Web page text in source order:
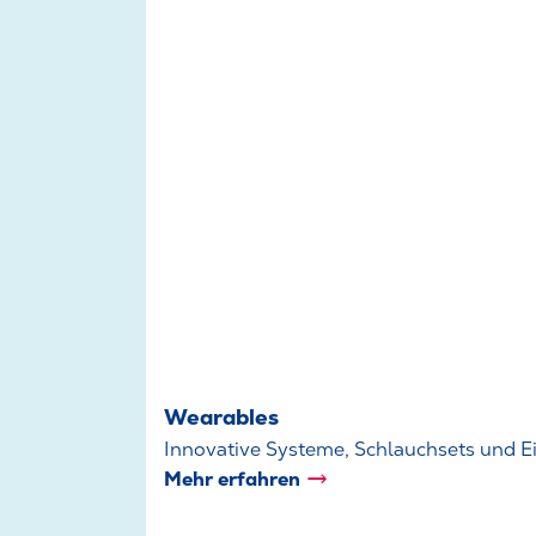
Wearables
Innovative Systeme, Schlauchsets und
Mehr erfahren